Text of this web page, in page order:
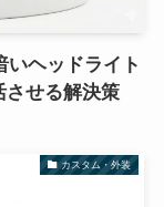
いヘッドライト
させる解決策
カスタム・外装